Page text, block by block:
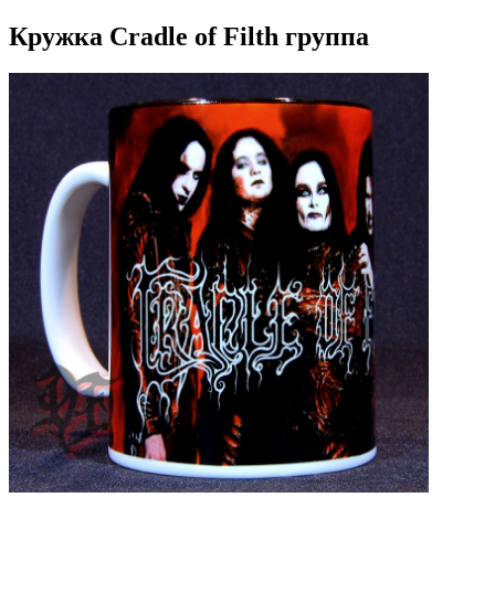
Кружка Cradle of Filth группа